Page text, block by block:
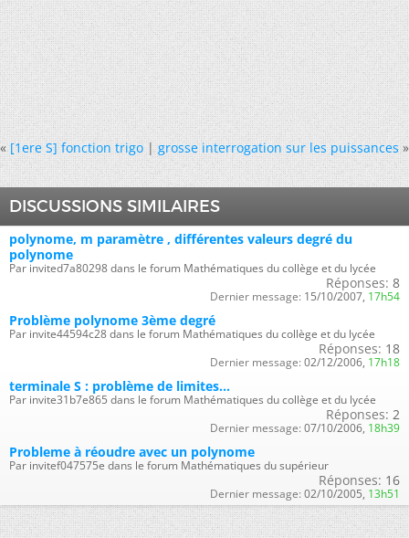
« [1ere S] fonction trigo|grosse interrogation sur les puissances »
DISCUSSIONS SIMILAIRES
polynome, m paramètre , différentes valeurs degré du
polynome
Par invited7a80298 dans le forum Mathématiques du collège et du lycée
Réponses: 8
Dernier message: 15/10/2007, 17h54
Problème polynome 3ème degré
Par invite44594c28 dans le forum Mathématiques du collège et du lycée
Réponses: 18
Dernier message: 02/12/2006, 17h18
terminale S : problème de limites...
Par invite31b7e865 dans le forum Mathématiques du collège et du lycée
Réponses: 2
Dernier message: 07/10/2006, 18h39
Probleme à réoudre avec un polynome
Par invitef047575e dans le forum Mathématiques du supérieur
Réponses: 16
Dernier message: 02/10/2005, 13h51